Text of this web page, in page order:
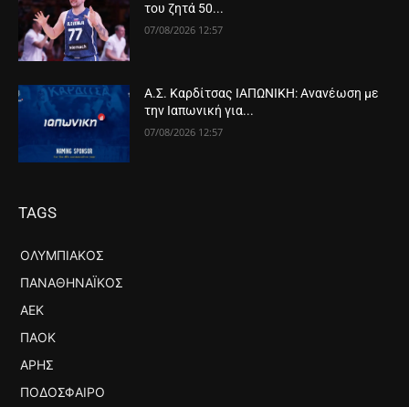
του ζητά 50...
07/08/2026 12:57
Α.Σ. Καρδίτσας ΙΑΠΩΝΙΚΗ: Ανανέωση με
την Ιαπωνική για...
07/08/2026 12:57
TAGS
ΟΛΥΜΠΙΑΚΌΣ
ΠΑΝΑΘΗΝΑΪΚΌΣ
ΑΕΚ
ΠΑΟΚ
ΆΡΗΣ
ΠΟΔΌΣΦΑΙΡΟ